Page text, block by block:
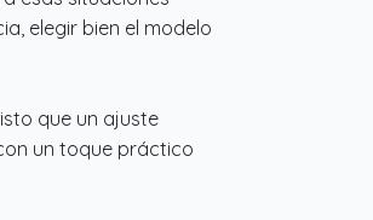
elegir bien el modelo
que un ajuste
un toque práctico